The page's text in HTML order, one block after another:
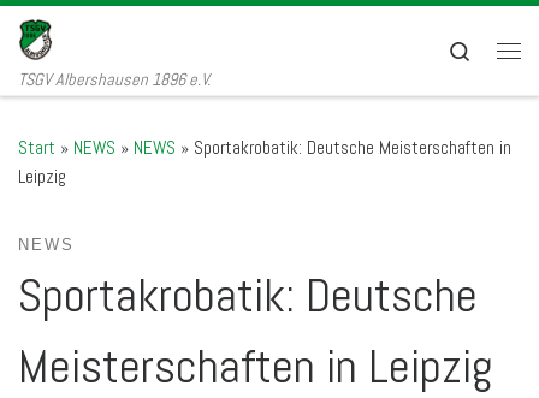
Zum Inhalt springen
TSGV Albershausen 1896 e.V.
Search
Start » NEWS » NEWS » Sportakrobatik: Deutsche Meisterschaften in
Leipzig
NEWS
Sportakrobatik: Deutsche
Meisterschaften in Leipzig